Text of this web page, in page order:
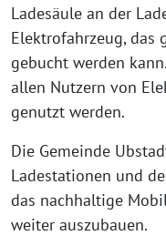
Ladesäule an der
Elektrofahrzeug, das
gebucht werden
allen Nutzern von
genutzt werden.
Die Gemeinde
Ladestationen und
das nachhaltige
weiter auszubauen.